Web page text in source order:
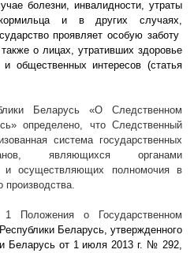
болезни, инвалидности, утраты
кормильца и в других случаях,
проявляет особую заботу
о лицах, утративших здоровье
общественных интересов (статья
Беларусь «О Следственном
определено, что Следственный
система государственных
являющихся органами
и осуществляющих полномочия в
производства.
Положения о Государственном
Республики Беларусь, утвержденного
Беларусь от 1 июля2013 г. № 292,